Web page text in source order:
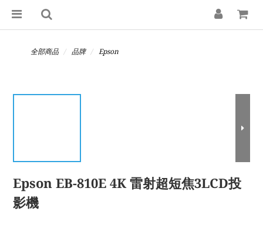
全部商品 品牌 Epson
Epson EB-810E 4K 雷射超短焦3LCD投
影機